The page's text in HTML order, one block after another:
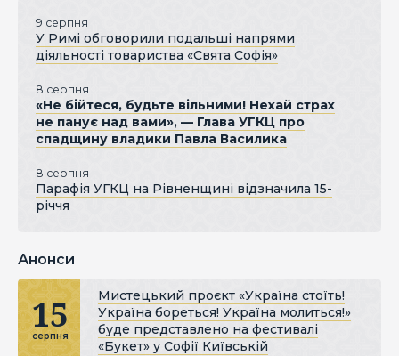
9 серпня
У Римі обговорили подальші напрями
діяльності товариства «Свята Софія»
8 серпня
«Не бійтеся, будьте вільними! Нехай страх
не панує над вами», — Глава УГКЦ про
спадщину владики Павла Василика
8 серпня
Парафія УГКЦ на Рівненщині відзначила 15-
річчя
Анонси
15
серпня
Мистецький проєкт «Україна стоїть!
Україна бореться! Україна молиться!»
буде представлено на фестивалі
«Букет» у Софії Київській